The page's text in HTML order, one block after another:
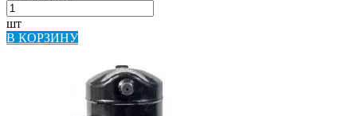
шт
В КОРЗИНУ